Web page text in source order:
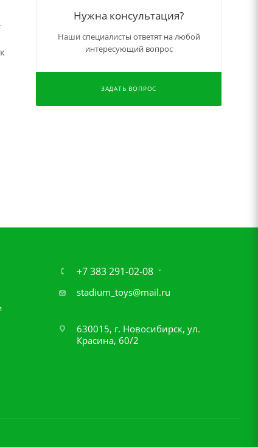
Нужна консультация?
Наши специалисты ответят на любой
интересующий вопрос
ЗАДАТЬ ВОПРОС
+7 383 291-02-08
stadium_toys@mail.ru
630015, г. Новосибирск, ул.
Красина, 60/2